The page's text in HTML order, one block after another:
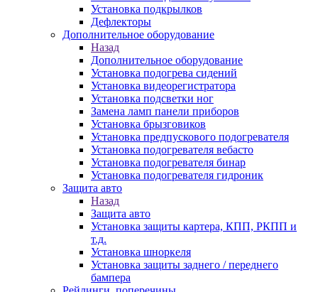
Установка подкрылков
Дефлекторы
Дополнительное оборудование
Назад
Дополнительное оборудование
Установка подогрева сидений
Установка видеорегистратора
Установка подсветки ног
Замена ламп панели приборов
Установка брызговиков
Установка предпускового подогревателя
Установка подогревателя вебасто
Установка подогревателя бинар
Установка подогревателя гидроник
Защита авто
Назад
Защита авто
Установка защиты картера, КПП, РКПП и
т.д.
Установка шноркеля
Установка защиты заднего / переднего
бампера